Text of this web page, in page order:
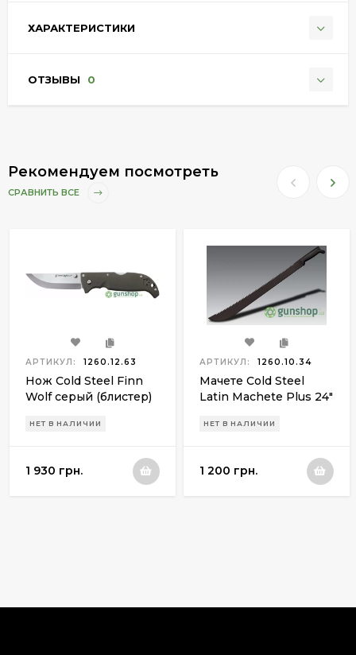
ХАРАКТЕРИСТИКИ
ОТЗЫВЫ 0
Рекомендуем посмотреть
СРАВНИТЬ ВСЕ
АРТИКУЛ: 1260.12.63
Нож Cold Steel Finn
Wolf серый (блистер)
НЕТ В НАЛИЧИИ
1 930 грн.
АРТИКУЛ: 1260.10.34
Мачете Cold Steel
Latin Machete Plus 24"
НЕТ В НАЛИЧИИ
1 200 грн.